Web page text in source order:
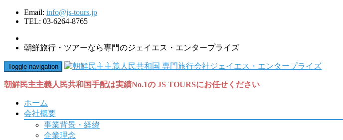
Email: info@js-tours.jp
TEL: 03-6264-8765
朝鮮旅行・ツアーなら専門のジェイエス・エンタープライズ
Toggle navigation
朝鮮民主主義人民共和国手配は実績No.1の JS TOURSにお任せください
ホーム
会社概要
事業背景・経緯
企業理念